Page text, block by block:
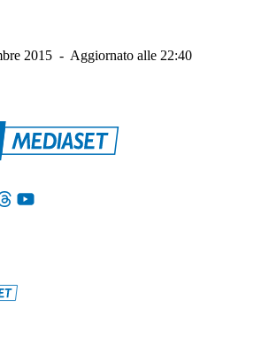
2015 - Aggiornato alle 22:40